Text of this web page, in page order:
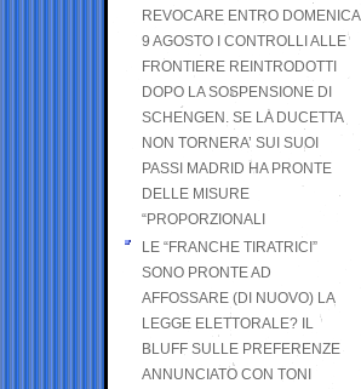
REVOCARE ENTRO DOMENICA
9 AGOSTO I CONTROLLI ALLE
FRONTIERE REINTRODOTTI
DOPO LA SOSPENSIONE DI
SCHENGEN. SE LA DUCETTA
NON TORNERA’ SUI SUOI
PASSI MADRID HA PRONTE
DELLE MISURE
“PROPORZIONALI
LE “FRANCHE TIRATRICI”
SONO PRONTE AD
AFFOSSARE (DI NUOVO) LA
LEGGE ELETTORALE? IL
BLUFF SULLE PREFERENZE
ANNUNCIATO CON TONI